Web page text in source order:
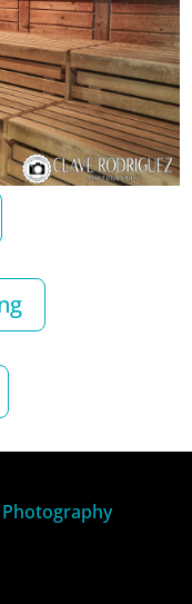
Photography